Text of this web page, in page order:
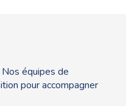
équipes de
pour accompagner